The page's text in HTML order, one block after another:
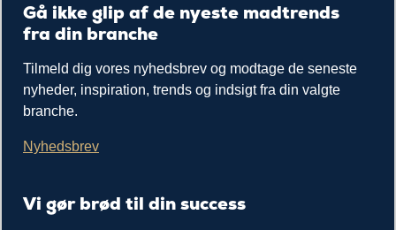
Gå ikke glip af de nyeste madtrends
fra din branche
Tilmeld dig vores nyhedsbrev og modtage de seneste
nyheder, inspiration, trends og indsigt fra din valgte
branche.
Nyhedsbrev
Vi gør brød til din success